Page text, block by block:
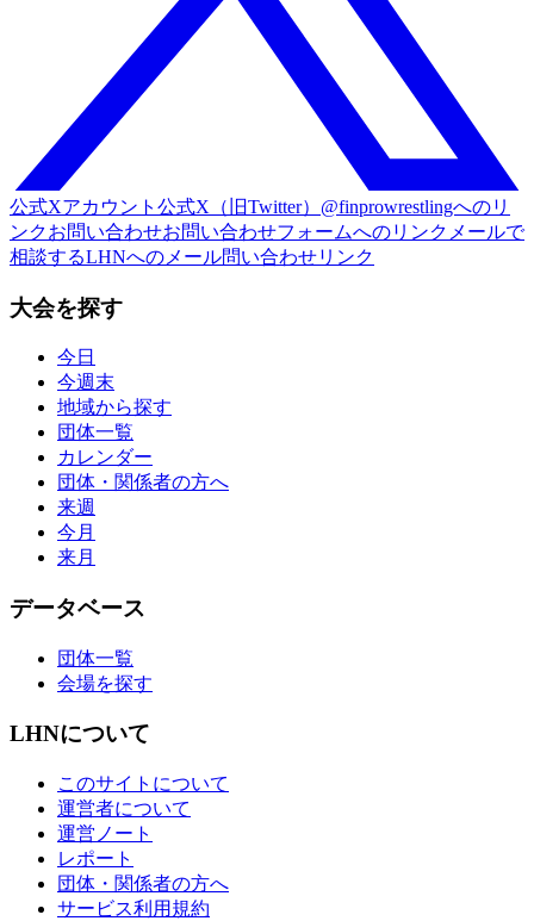
公式Xアカウント 公式X（旧Twitter）@finprowrestlingへのリ
ンクお問い合わせお問い合わせフォームへのリンク メールで
相談するLHNへのメール問い合わせリンク
大会を探す
今日
今週末
地域から探す
団体一覧
カレンダー
団体・関係者の方へ
来週
今月
来月
データベース
団体一覧
会場を探す
LHNについて
このサイトについて
運営者について
運営ノート
レポート
団体・関係者の方へ
サービス利用規約